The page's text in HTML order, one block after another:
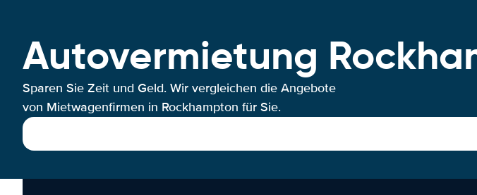
Autovermietung
Sparen Sie Zeit und Geld. Wir vergleichen die Angebote
von Mietwagenfirmen in Rockhampton für Sie.